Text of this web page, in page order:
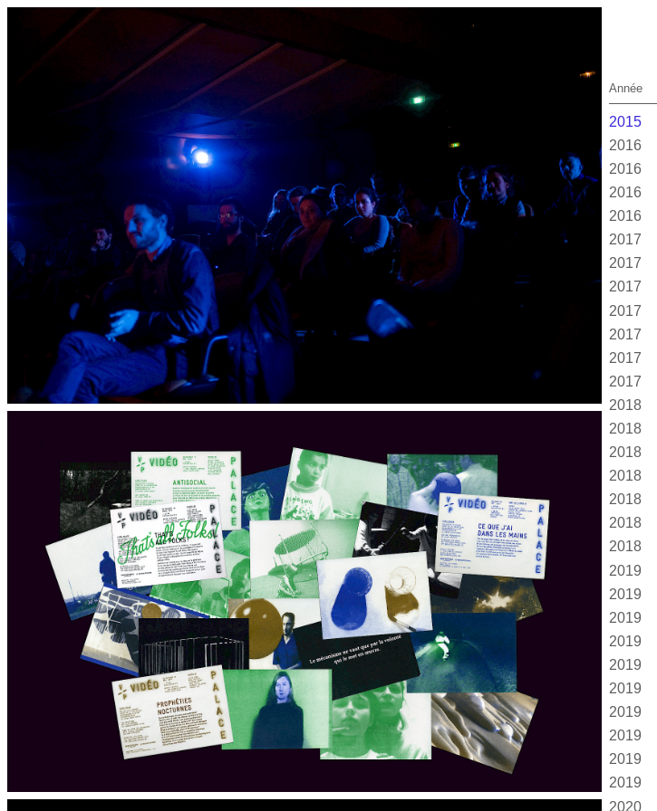
Année
2015
2016
2016
2016
2016
2017
2017
2017
2017
2017
2017
2017
2018
2018
2018
2018
2018
2018
2018
2019
2019
2019
2019
2019
2019
2019
2019
2019
2019
2020